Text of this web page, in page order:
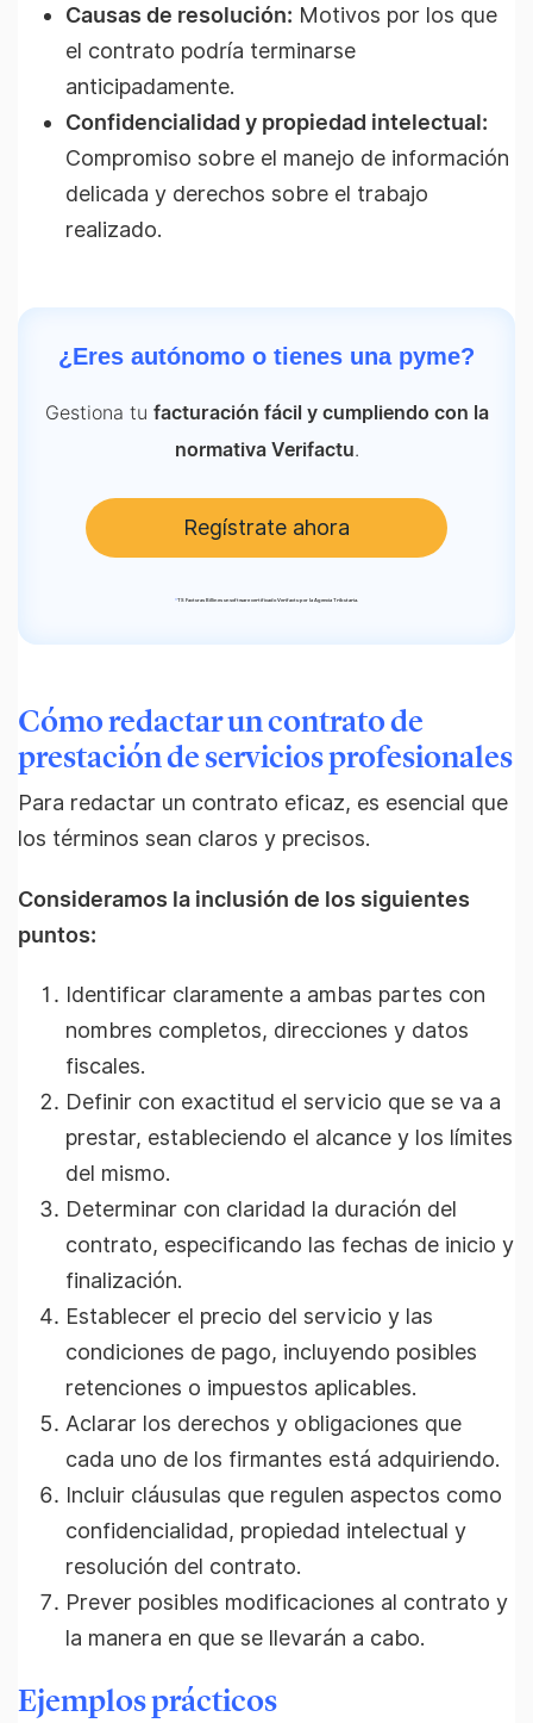
Causas de resolución: Motivos por los que
el contrato podría terminarse
anticipadamente.
Confidencialidad y propiedad intelectual:
Compromiso sobre el manejo de información
delicada y derechos sobre el trabajo
realizado.
¿Eres autónomo o tienes una pyme?
Gestiona tu facturación fácil y cumpliendo con la
normativa Verifactu.
Regístrate ahora
*TS Facturas Billin es un software certificado Verifactu por la Agencia Tributaria.
Cómo redactar un contrato de
prestación de servicios profesionales
Para redactar un contrato eficaz, es esencial que
los términos sean claros y precisos.
Consideramos la inclusión de los siguientes
puntos:
Identificar claramente a ambas partes con
nombres completos, direcciones y datos
fiscales.
Definir con exactitud el servicio que se va a
prestar, estableciendo el alcance y los límites
del mismo.
Determinar con claridad la duración del
contrato, especificando las fechas de inicio y
finalización.
Establecer el precio del servicio y las
condiciones de pago, incluyendo posibles
retenciones o impuestos aplicables.
Aclarar los derechos y obligaciones que
cada uno de los firmantes está adquiriendo.
Incluir cláusulas que regulen aspectos como
confidencialidad, propiedad intelectual y
resolución del contrato.
Prever posibles modificaciones al contrato y
la manera en que se llevarán a cabo.
Ejemplos prácticos